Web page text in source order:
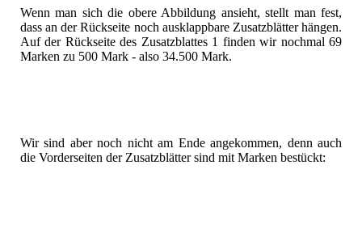
Wenn man sich die obere Abbildung ansieht, stellt man fest,
dass an der Rückseite noch ausklappbare Zusatzblätter hängen.
Auf der Rückseite des Zusatzblattes 1 finden wir nochmal 69
Marken zu 500 Mark - also 34.500 Mark.
Wir sind aber noch nicht am Ende angekommen, denn auch
die Vorderseiten der Zusatzblätter sind mit Marken bestückt: